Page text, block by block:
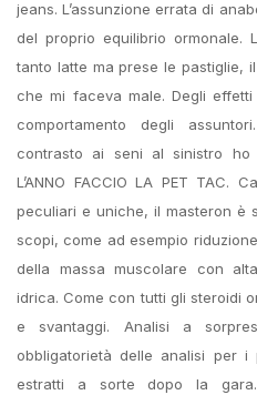
jeans. L’assunzione errata di
del proprio equilibrio ormonale.
tanto latte ma prese le pastiglie,
che mi faceva male. Degli
comportamento degli
contrasto ai seni al sinistro ho
L’ANNO FACCIO LA PET TAC.
peculiari e uniche, il masteron è
scopi, come ad esempio
della massa muscolare con
idrica. Come con tutti gli steroidi
e svantaggi. Analisi a
obbligatorietà delle analisi per
estratti a sorte dopo la